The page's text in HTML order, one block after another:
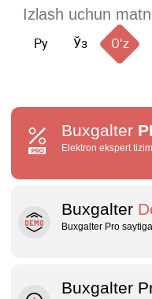
Ру Ўз Oʻz
Buxgalter
Elektron ekspert
Buxgalter
Buxgalter Pro
Buxgalter